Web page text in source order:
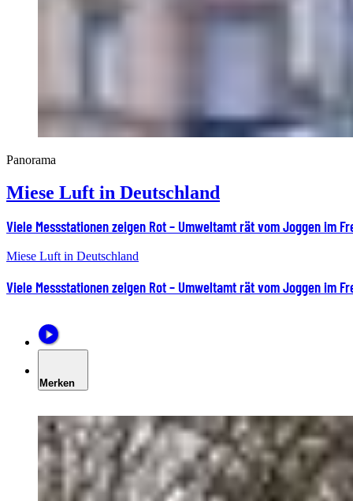
Panorama
Miese Luft in Deutschland
Viele Messstationen zeigen Rot – Umweltamt rät vom Joggen im
Miese Luft in Deutschland
Viele Messstationen zeigen Rot – Umweltamt rät vom Joggen im
Merken